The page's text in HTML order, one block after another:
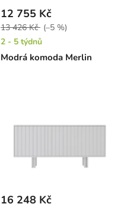
Modrá komoda Merlin
12 755 Kč
13 426 Kč (–5 %)
2 - 5 týdnů
16 248 Kč